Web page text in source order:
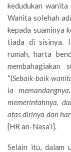
kedudukan
Wanita solehah
kepada suaminya
tiada di sisinya.
rumah, harta
membahagiakan
“(Sebaik-baik
ia
memerintahnya,
atas dirinya dan
[HR an-Nasa’i].
Selain itu, dalam